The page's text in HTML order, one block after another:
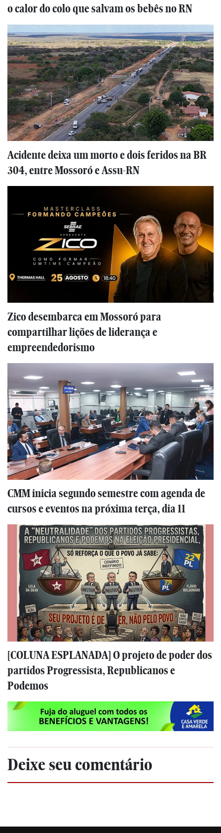
o calor do colo que salvam os bebês no RN
Acidente deixa um morto e dois feridos na BR
304, entre Mossoró e Assu-RN
Zico desembarca em Mossoró para
compartilhar lições de liderança e
empreendedorismo
CMM inicia segundo semestre com agenda de
cursos e eventos na próxima terça, dia 11
[COLUNA ESPLANADA] O projeto de poder dos
partidos Progressista, Republicanos e
Podemos
Deixe seu comentário